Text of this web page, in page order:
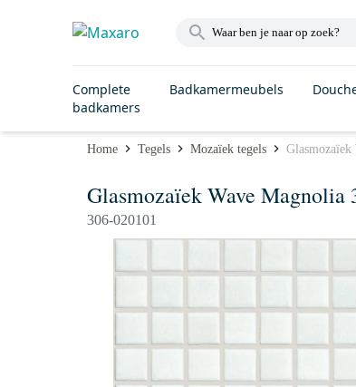
Complete
badkamers
Badkamermeubels
Home Tegels Mozaïek tegels
Glasmozaïek Wave
306-020101